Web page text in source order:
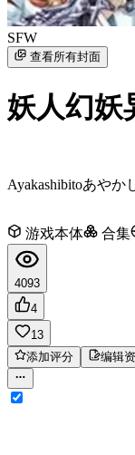
SFW
查看所有封面
妖人幻妖
Ayakashibitoあやか
游戏本体 合集
4093
4
13
添加评分
编辑